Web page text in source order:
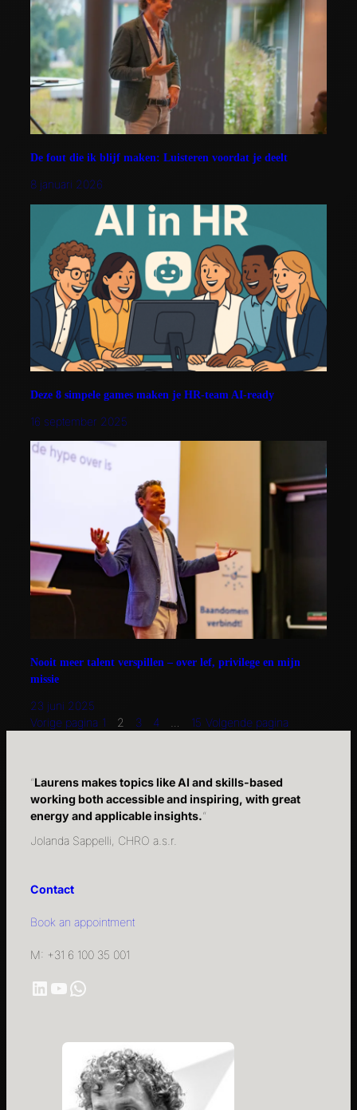
De fout die ik blijf maken: Luisteren voordat je deelt
8 januari 2026
Deze 8 simpele games maken je HR-team AI-ready
16 september 2025
Nooit meer talent verspillen – over lef, privilege en mijn
missie
23 juni 2025
Vorige pagina 1 2 3 4 15 Volgende pagina
“Laurens makes topics like AI and skills-based
working both accessible and inspiring, with great
energy and applicable insights.“
Jolanda Sappelli, CHRO a.s.r.
Contact
Book an appointment
M: +31 6 100 35 001
LinkedIn YouTube WhatsApp